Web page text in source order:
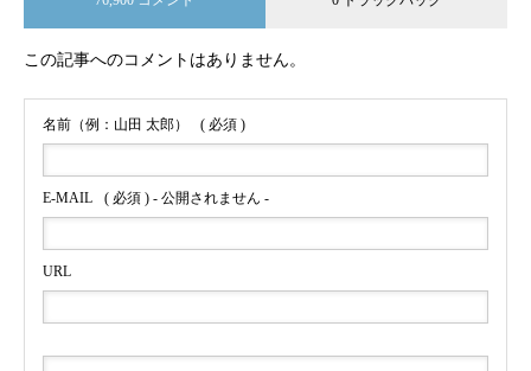
この記事へのコメントはありません。
名前（例：山田 太郎） ( 必須 )
E-MAIL ( 必須 ) - 公開されません -
URL